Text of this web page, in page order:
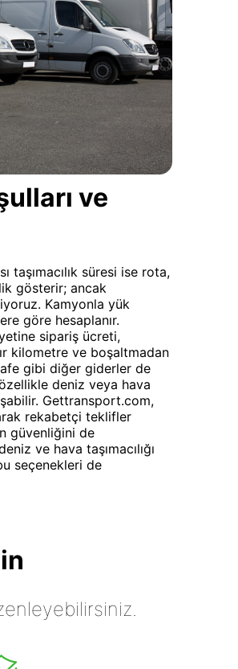
ve
taşımacılık süresi ise rota,
gösterir; ancak
Kamyonla yük
göre hesaplanır.
sipariş ücreti,
kilometre ve boşaltmadan
gibi diğer giderler de
özellikle deniz veya hava
Gettransport.com,
rekabetçi teklifler
güvenliğini de
ve hava taşımacılığı
seçenekleri de